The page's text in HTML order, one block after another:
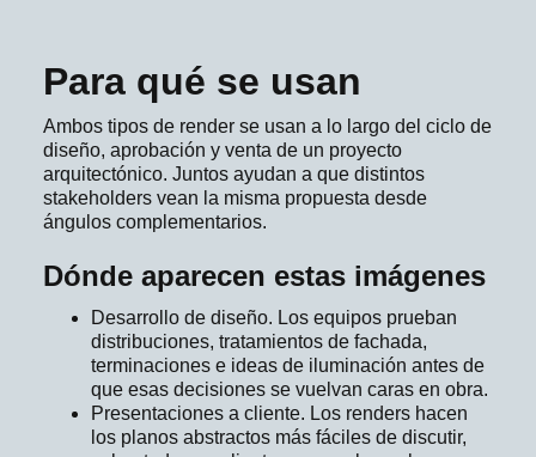
Para qué se usan
Ambos tipos de render se usan a lo largo del ciclo de
diseño, aprobación y venta de un proyecto
arquitectónico. Juntos ayudan a que distintos
stakeholders vean la misma propuesta desde
ángulos complementarios.
Dónde aparecen estas imágenes
Desarrollo de diseño. Los equipos prueban
distribuciones, tratamientos de fachada,
terminaciones e ideas de iluminación antes de
que esas decisiones se vuelvan caras en obra.
Presentaciones a cliente. Los renders hacen
los planos abstractos más fáciles de discutir,